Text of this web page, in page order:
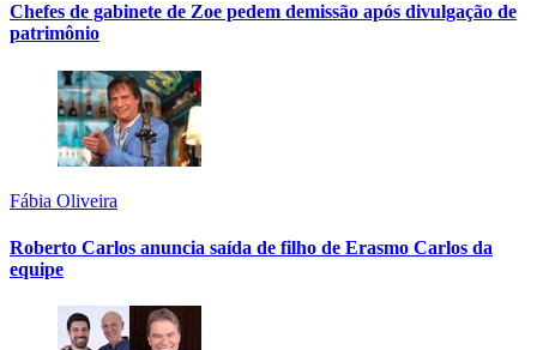
Chefes de gabinete de Zoe pedem demissão após divulgação de
patrimônio
Fábia Oliveira
Roberto Carlos anuncia saída de filho de Erasmo Carlos da
equipe